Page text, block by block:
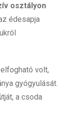
osztályon
édesapja
volt,
gyógyulását.
a csoda